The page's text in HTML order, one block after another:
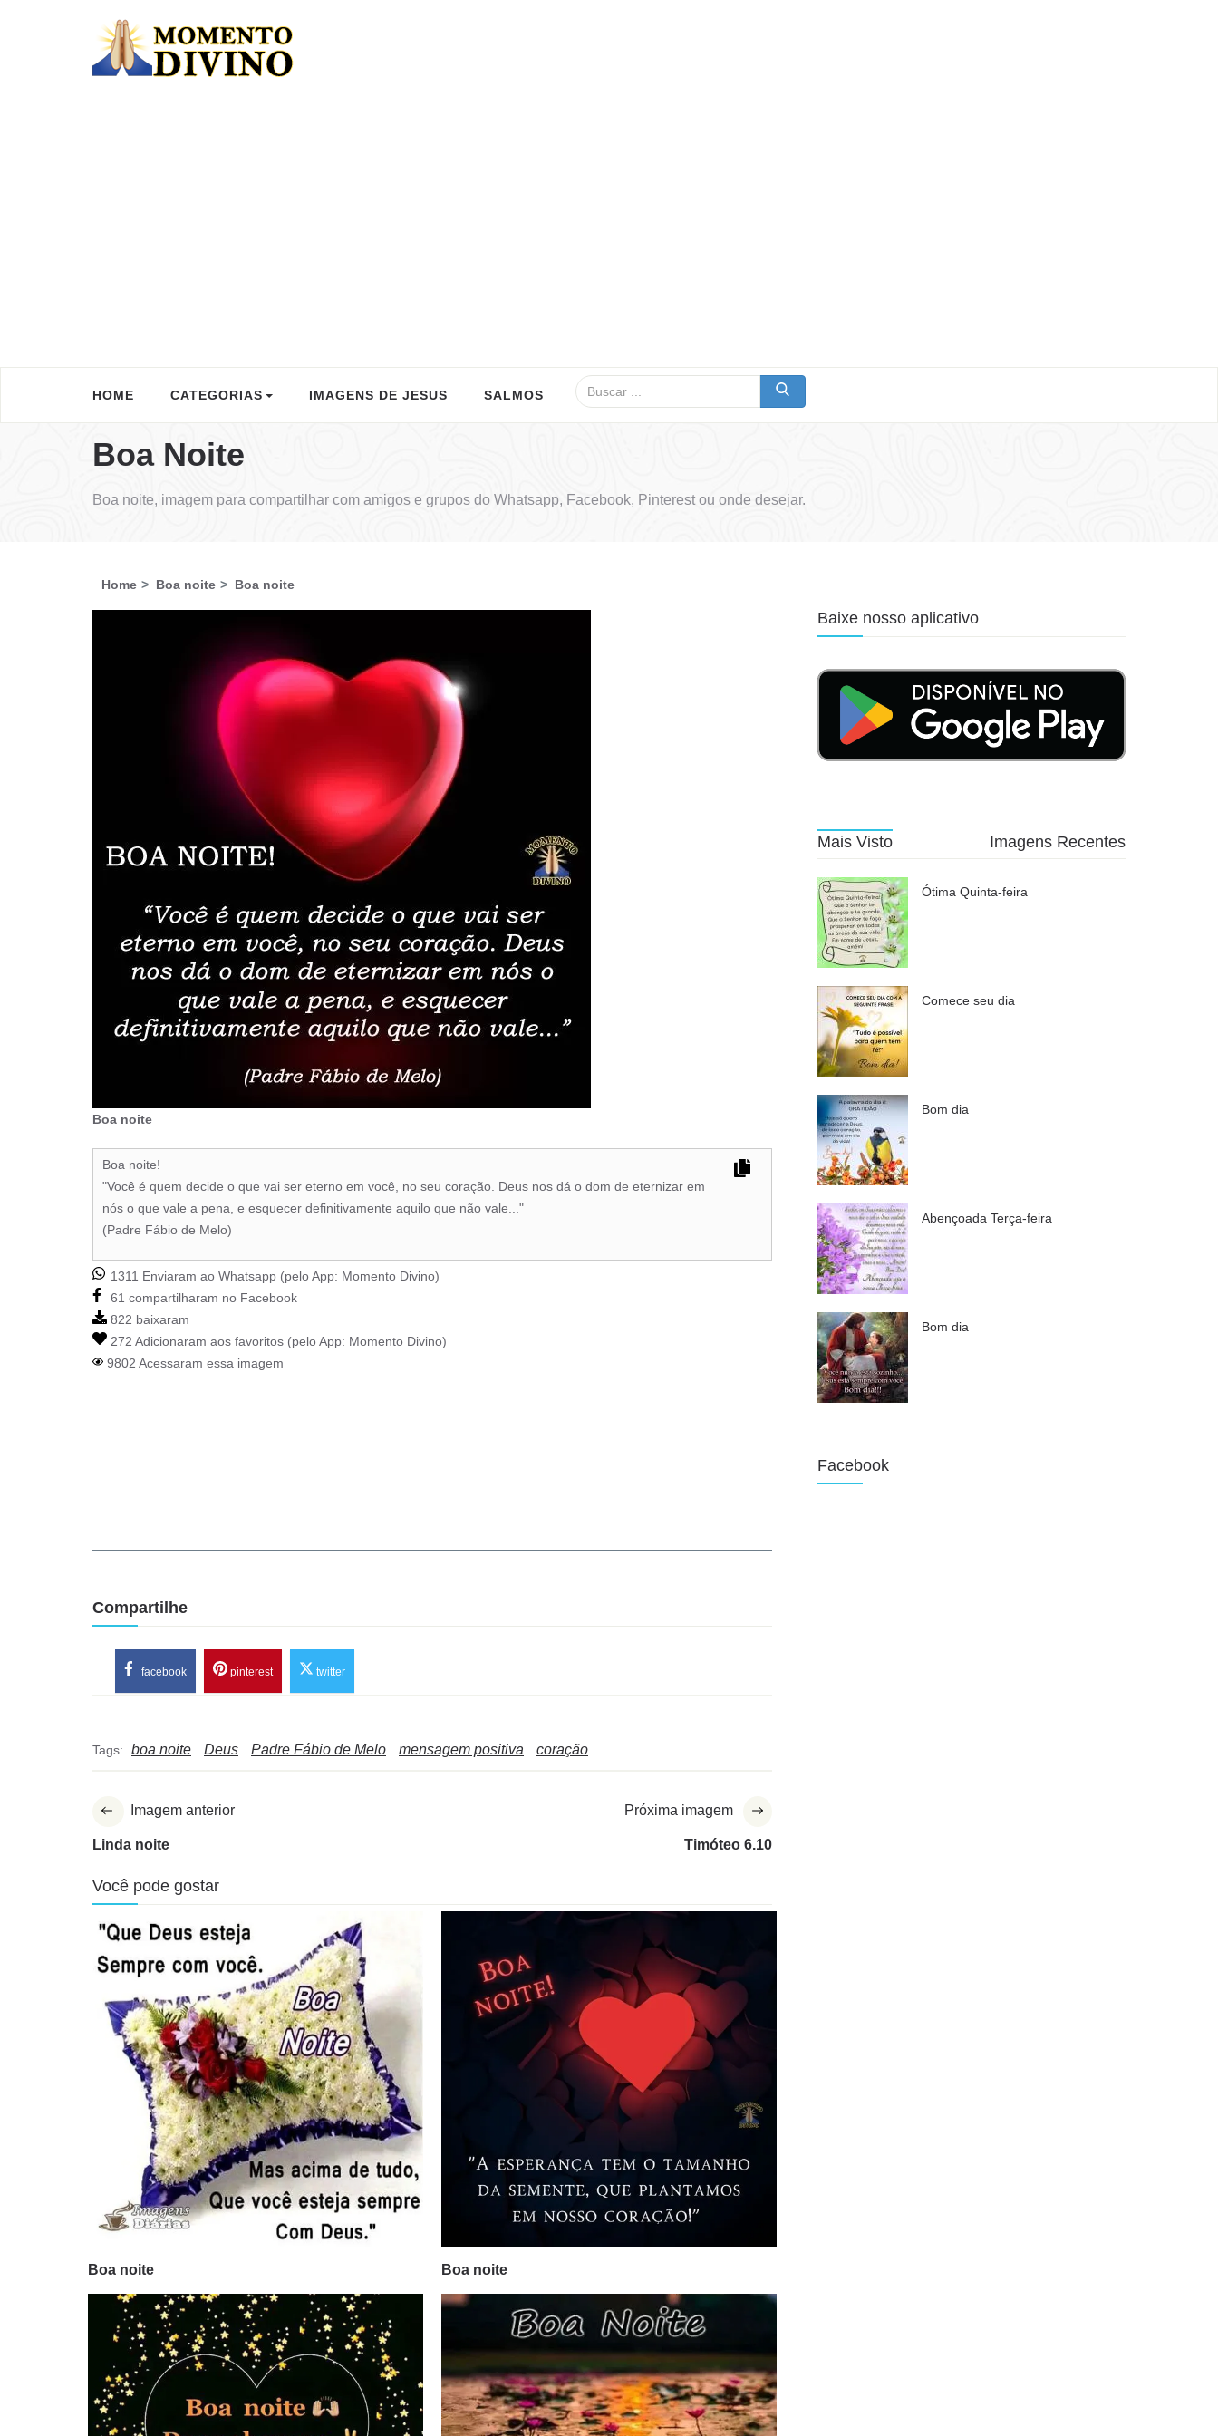
HOME CATEGORIAS IMAGENS DE JESUS SALMOS
Boa Noite
Boa noite, imagem para compartilhar com amigos e grupos do Whatsapp, Facebook, Pinterest ou onde desejar.
Home Boa noite Boa noite
Boa noite
Boa noite!
"Você é quem decide o que vai ser eterno em você, no seu coração. Deus nos dá o dom de eternizar em
nós o que vale a pena, e esquecer definitivamente aquilo que não vale..."
(Padre Fábio de Melo)
1311 Enviaram ao Whatsapp (pelo App: Momento Divino)
61 compartilharam no Facebook
822 baixaram
272 Adicionaram aos favoritos (pelo App: Momento Divino)
9802 Acessaram essa imagem
Compartilhe
facebook pinterest twitter
Tags: boa noite Deus Padre Fábio de Melo mensagem positiva coração
Imagem anterior
Linda noite
Próxima imagem
Timóteo 6.10
Você pode gostar
Boa noite Boa noite
Baixe nosso aplicativo
Mais Visto Imagens Recentes
Ótima Quinta-feira
Comece seu dia
Bom dia
Abençoada Terça-feira
Bom dia
Facebook